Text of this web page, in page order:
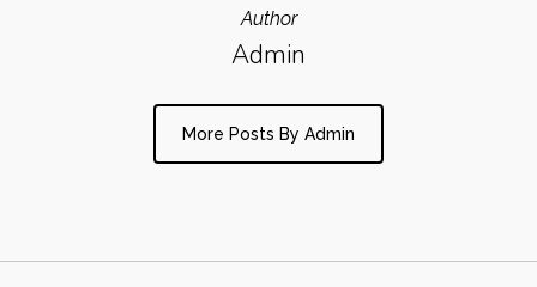
Author
Admin
More Posts By Admin